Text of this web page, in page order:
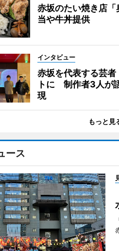
赤坂のたい焼き店
当や牛丼提供
インタビュー
赤坂を代表する芸
トに 制作者3人が
現
もっと見
ース